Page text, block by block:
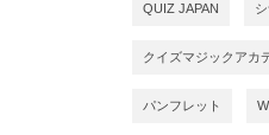
QUIZ JAPAN
クイズマジックアカ
パンフレット